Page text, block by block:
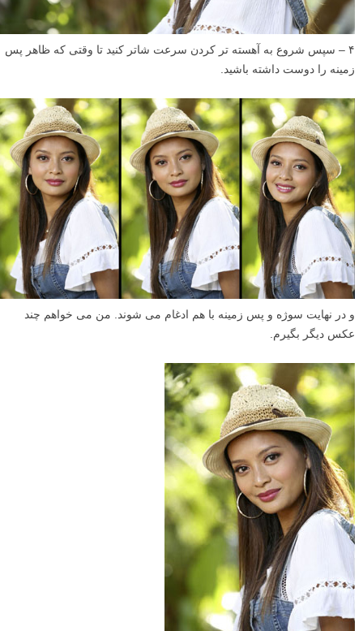
۴ – سپس شروع به آهسته تر کردن سرعت شاتر کنید تا وقتی که ظاهر پس
زمینه را دوست داشته باشید.
و در نهایت سوژه و پس زمینه با هم ادغام می شوند. من می خواهم چند
عکس دیگر بگیرم.